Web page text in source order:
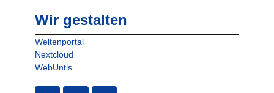
Wir gestalten
Weltenportal
Nextcloud
WebUntis